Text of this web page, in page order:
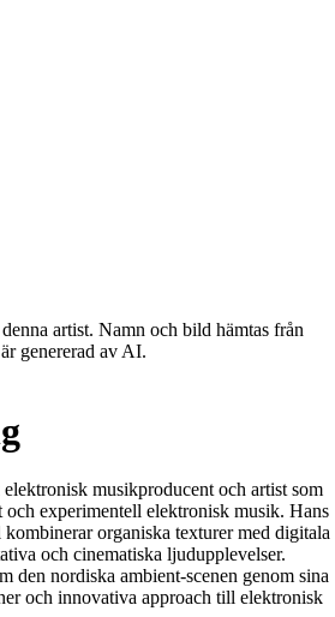
artist. Namn och bild hämtas från
genererad av AI.
musikproducent och artist som
och experimentell elektronisk musik. Hans
kombinerar organiska texturer med digitala
och cinematiska ljudupplevelser.
den nordiska ambient-scenen genom sina
och innovativa approach till elektronisk